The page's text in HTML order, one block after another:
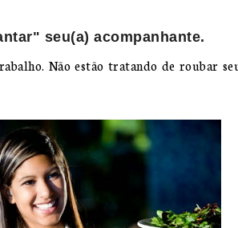
seu(a) acompanhante.
Não estão tratando de roubar